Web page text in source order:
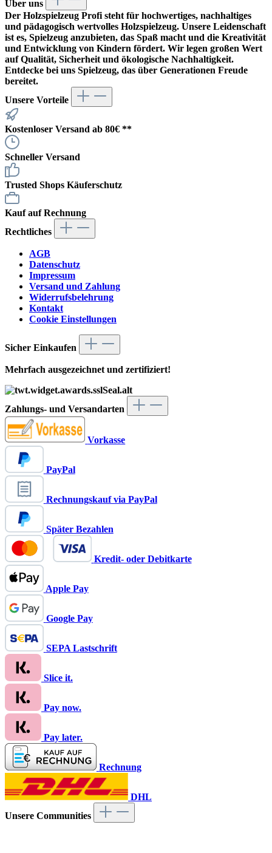
Über uns
Der Holzspielzeug Profi steht für hochwertiges, nachhaltiges
und pädagogisch wertvolles Holzspielzeug. Unsere Leidenschaft
ist es, Spielzeug anzubieten, das Spaß macht und die Kreativität
und Entwicklung von Kindern fördert. Wir legen großen Wert
auf Qualität, Sicherheit und ökologische Nachhaltigkeit.
Entdecke bei uns Spielzeug, das über Generationen Freude
bereitet.
Unsere Vorteile
Kostenloser Versand ab 80€ **
Schneller Versand
Trusted Shops Käuferschutz
Kauf auf Rechnung
Rechtliches
AGB
Datenschutz
Impressum
Versand und Zahlung
Widerrufsbelehrung
Kontakt
Cookie Einstellungen
Sicher Einkaufen
Mehrfach ausgezeichnet und zertifiziert!
Zahlungs- und Versandarten
Vorkasse
PayPal
Rechnungskauf via PayPal
Später Bezahlen
Kredit- oder Debitkarte
Apple Pay
Google Pay
SEPA Lastschrift
Slice it.
Pay now.
Pay later.
Rechnung
DHL
Unsere Communities